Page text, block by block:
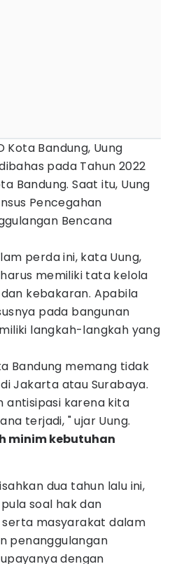
Kota Bandung, Uung
pada Tahun 2022
Bandung. Saat itu, Uung
Pencegahan
Bencana
perda ini, kata Uung,
memiliki tata kelola
kebakaran. Apabila
pada bangunan
langkah-langkah yang
Bandung memang tidak
Jakarta atau Surabaya.
antisipasi karena kita
terjadi, " ujar Uung.
minim kebutuhan
dua tahun lalu ini,
soal hak dan
masyarakat dalam
penanggulangan
dengan